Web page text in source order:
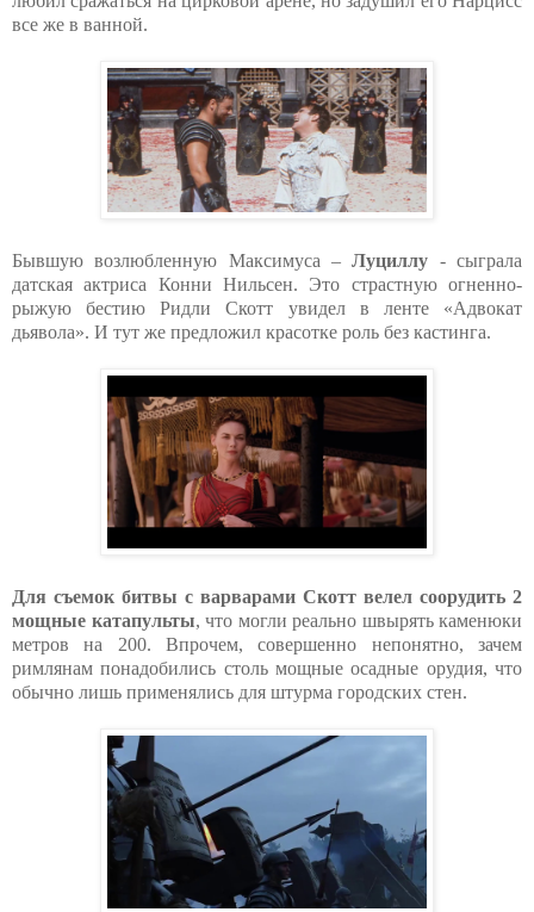
все же в ванной.
Бывшую возлюбленную Максимуса –Луциллу - сыграла
датская актриса Конни Нильсен. Это страстную огненно-
рыжую бестию Ридли Скотт увидел в ленте «Адвокат
дьявола». И тут же предложил красотке роль без кастинга.
Для съемок битвы с варварами Скотт велел соорудить 2
мощные катапульты, что могли реально швырять каменюки
метров на 200. Впрочем, совершенно непонятно, зачем
римлянам понадобились столь мощные осадные орудия, что
обычно лишь применялись для штурма городских стен.